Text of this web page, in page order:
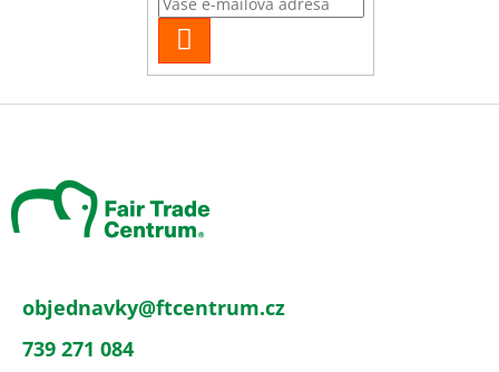
SE
objednavky@ftcentrum.cz
739 271 084